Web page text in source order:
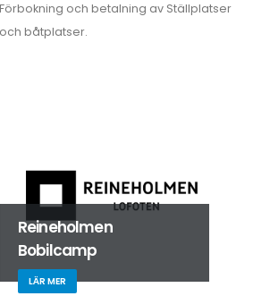
Förbokning och betalning av Ställplatser
och båtplatser.
Reineholmen
Bobilcamp
LÄR MER